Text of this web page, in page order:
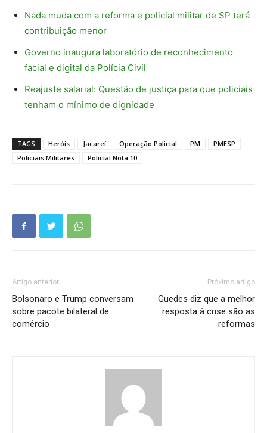
Nada muda com a reforma e policial militar de SP terá
contribuição menor
Governo inaugura laboratório de reconhecimento
facial e digital da Polícia Civil
Reajuste salarial: Questão de justiça para que policiais
tenham o mínimo de dignidade
TAGS Heróis Jacareí Operação Policial PM
PMESP
Policiais Militares
Policial Nota 10
Artigo anterior
Bolsonaro e Trump conversam
sobre pacote bilateral de
comércio
Próximo artigo
Guedes diz que a melhor
resposta à crise são as
reformas